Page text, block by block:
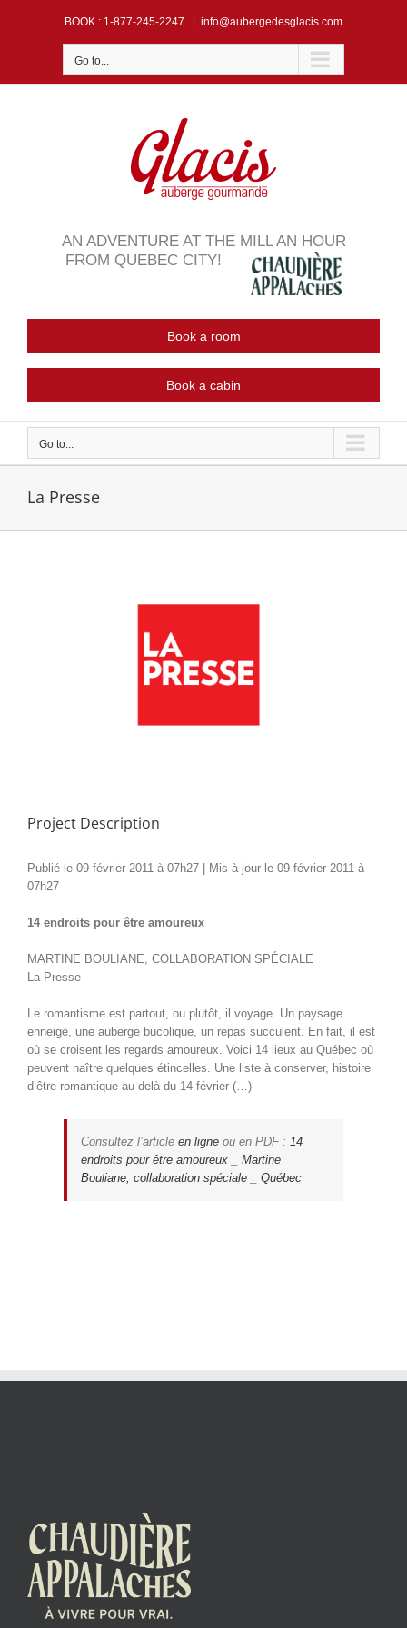
BOOK : 1-877-245-2247 info@aubergedesglacis.com
Go to...
AN ADVENTURE AT THE MILL AN HOUR
FROM QUEBEC CITY!
Book a room
Book a cabin
Go to...
La Presse
Project Description
Publié le 09 février 2011 à 07h27 | Mis à jour le 09 février 2011 à
07h27
14 endroits pour être amoureux
MARTINE BOULIANE, COLLABORATION SPÉCIALE
La Presse
Le romantisme est partout, ou plutôt, il voyage. Un paysage
enneigé, une auberge bucolique, un repas succulent. En fait, il est
où se croisent les regards amoureux. Voici 14 lieux au Québec où
peuvent naître quelques étincelles. Une liste à conserver, histoire
d’être romantique au-delà du 14 février (…)
Consultez l’article en ligne ou en PDF : 14
endroits pour être amoureux _ Martine
Bouliane, collaboration spéciale _ Québec